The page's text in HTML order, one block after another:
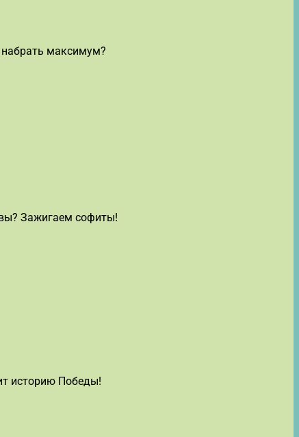
набрать максимум?
Зажигаем софиты!
историю Победы!